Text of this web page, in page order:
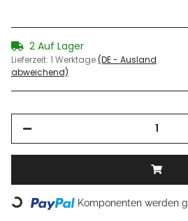
2 Auf Lager
Lieferzeit: 1 Werktage(DE - Ausland
abweichend)
Loading... Komponenten werden